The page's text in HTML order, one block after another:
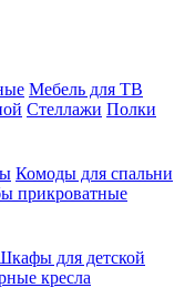
Мебель для ТВ
Стеллажи Полки
Комоды для спальни
прикроватные
для детской
кресла